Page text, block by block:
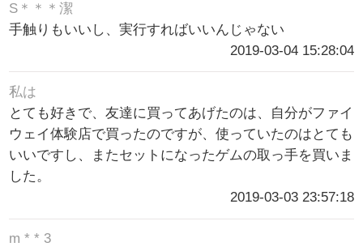
S＊＊＊潔
手触りもいいし、実行すればいいんじゃない
2019-03-04 15:28:04
私は
とても好きで、友達に買ってあげたのは、自分がファイ
ウェイ体験店で買ったのですが、使っていたのはとても
いいですし、またセットになったゲムの取っ手を買いま
した。
2019-03-03 23:57:18
m * * 3